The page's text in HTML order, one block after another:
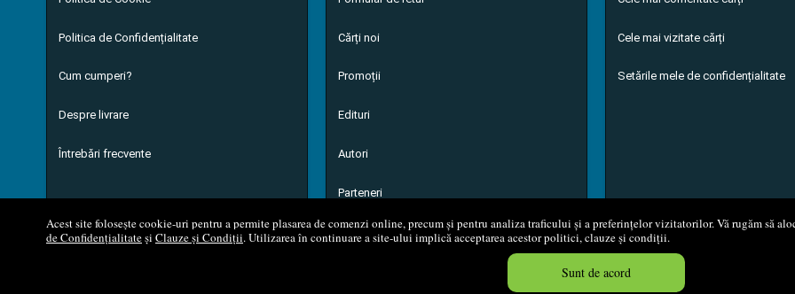
Acest site folosește cookie-uri pentru a permite plasarea de comenzi online, precum și pentru analiza traficului și a preferințelor vizitatorilor. Vă rugăm să
de Confidențialitateși Clauze și Condiții. Utilizarea în continuare a site-ului implică acceptarea acestor politici, clauze și condiții.
Sunt de acord
Politica de Confidențialitate
Cum cumperi?
Despre livrare
Întrebări frecvente
Cărți noi
Promoții
Edituri
Autori
Parteneri
Cele mai vizitate cărți
Setările mele de confidențialitate
© 2008 - 2026 S.C. M.G. Net Distribution S.R.L. Magazin online
Created in 0.0567 sec